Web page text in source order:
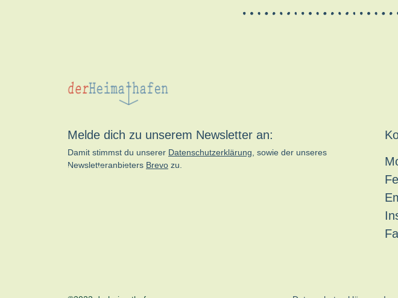
Melde dich zu unserem Newsletter an:
Damit stimmst du unserer Datenschutzerklärung , sowie der unseres
Newsletteranbieters Brevo zu.
kn-online.de